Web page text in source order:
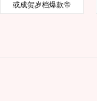
或成贺岁档爆款帝